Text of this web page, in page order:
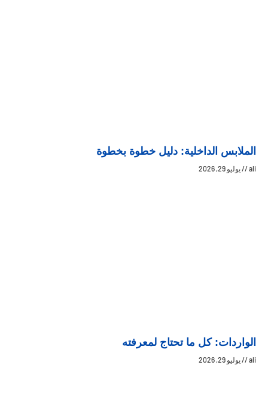
الملابس الداخلية: دليل خطوة بخطوة
ali يوليو 29, 2026
الواردات: كل ما تحتاج لمعرفته
ali يوليو 29, 2026